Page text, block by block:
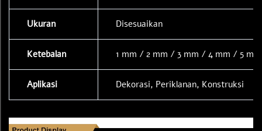
Ukuran Disesuaikan
Ketebalan 1 mm / 2 mm / 3 mm / 4 mm / 5
Aplikasi Dekorasi, Periklanan, Konstruksi